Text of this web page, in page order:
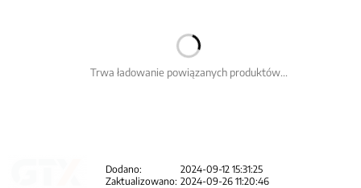
Trwa ładowanie powiązanych produktów...
Dodano:
2024-09-12 15:31:25
Zaktualizowano: 2024-09-26 11:20:46